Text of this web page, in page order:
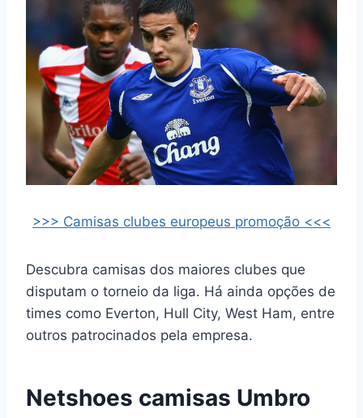
>>> Camisas clubes europeus promoção <<<
Descubra camisas dos maiores clubes que
disputam o torneio da liga. Há ainda opções de
times como Everton, Hull City, West Ham, entre
outros patrocinados pela empresa.
Netshoes camisas Umbro